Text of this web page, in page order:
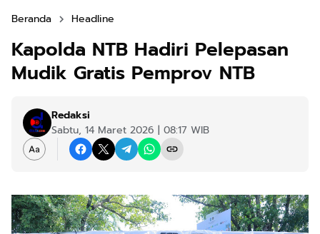
Beranda Headline
Kapolda NTB Hadiri Pelepasan
Mudik Gratis Pemprov NTB
Redaksi
Sabtu, 14 Maret 2026 | 08:17 WIB